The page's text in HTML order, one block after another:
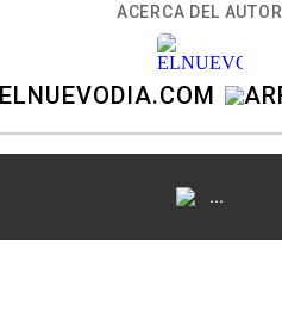
ACERCA DEL AUTOR
ELNUEVODIA.COM
...